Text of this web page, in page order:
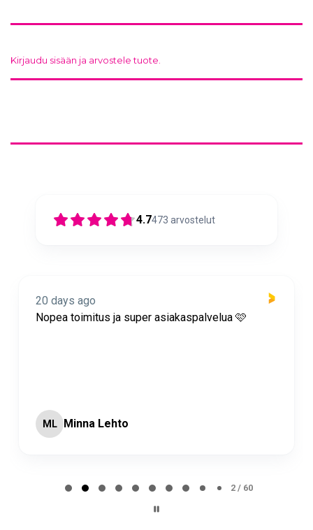
Kirjaudu sisään ja arvostele tuote.
4.7473 arvostelut
20 days ago
Nopea toimitus ja super asiakaspalvelua 🩷
ML Minna Lehto
2 / 60